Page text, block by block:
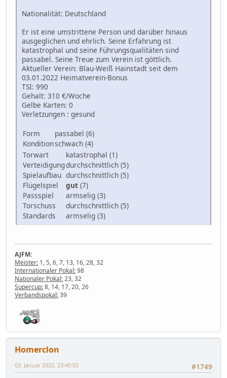
Nationalität: Deutschland
Er ist eine umstrittene Person und darüber hinaus
ausgeglichen und ehrlich. Seine Erfahrung ist
katastrophal und seine Führungsqualitäten sind
passabel. Seine Treue zum Verein ist göttlich.
Aktueller Verein: Blau-Weiß Hainstadt seit dem
03.01.2022 Heimatverein-Bonus
TSI: 990
Gehalt: 310 €/Woche
Gelbe Karten: 0
Verletzungen : gesund
Form
passabel (6)
Konditionschwach (4)
Torwart
katastrophal (1)
Verteidigungdurchschnittlich (5)
Spielaufbau durchschnittlich (5)
Flügelspiel
gut (7)
Passspiel
armselig (3)
Torschuss
durchschnittlich (5)
Standards
armselig (3)
AJFM:
Meister: 1, 5, 6, 7, 13, 16, 28, 32
Internationaler Pokal:98
Nationaler Pokal:23, 32
Supercup:8, 14, 17, 20, 26
Verbandspokal:39
Homerclon
#1749
03. Januar 2022, 23:40:03